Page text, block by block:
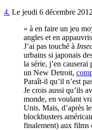
4. Le jeudi 6 décembre
« à en faire un jeu
angles et en
J’ai pas touché à
urbains si japonais
la série, j’en
un New Detroit,
Paraît-il qu’il n’est
Je crois aussi qu’ils
monde, en voulant
Unis. Mais, d’après
blockbusters
finalement) aux films